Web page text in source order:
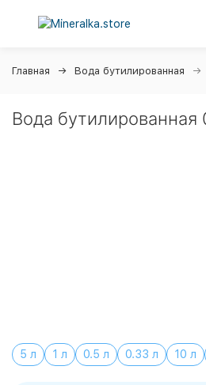
Главная Вода бутилированная
Вода бутилированная
5 л 1 л 0.5 л 0.33 л 10 л